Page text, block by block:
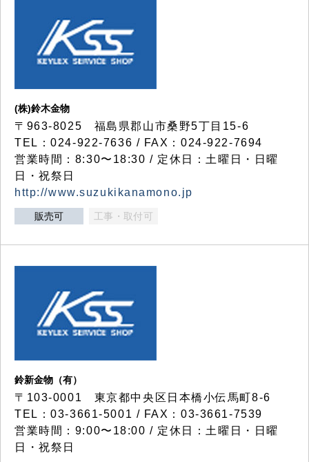
(株)鈴木金物
〒963-8025 福島県郡山市桑野5丁目15-6
TEL：024-922-7636 / FAX：024-922-7694
営業時間：8:30〜18:30 / 定休日：土曜日・日曜
日・祝祭日
http://www.suzukikanamono.jp
販売可 工事・取付可
鈴新金物（有）
〒103-0001 東京都中央区日本橋小伝馬町8-6
TEL：03-3661-5001 / FAX：03-3661-7539
営業時間：9:00〜18:00 / 定休日：土曜日・日曜
日・祝祭日